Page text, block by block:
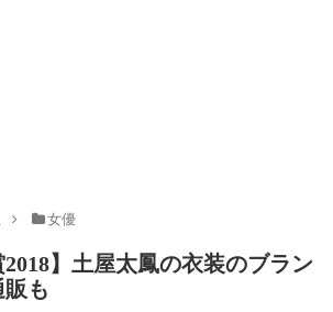
女優
2018】土屋太鳳の衣装のブラン
販も